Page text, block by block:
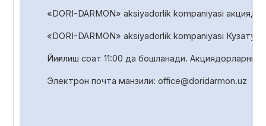
«DORI-DARMON» aksiyadorlik kompaniyasi
«DORI-DARMON» aksiyadorlik kompaniyasi Кузатув
Йиғилиш соат 11:00 да бошланади. Акциядорларни
Электрон почта манзили: office@doridarmon.uz